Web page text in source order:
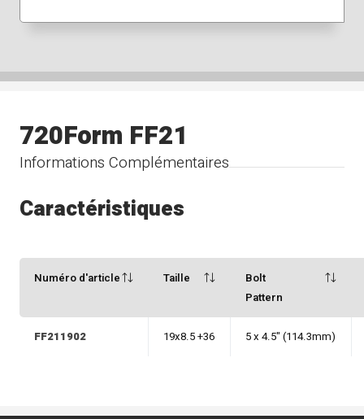
Informations Complémentaires
720Form FF21
Caractéristiques
Numéro d'article Taille
Bolt
Pattern
FF211902 19x8.5 +36 5 x 4.5" (114.3mm)